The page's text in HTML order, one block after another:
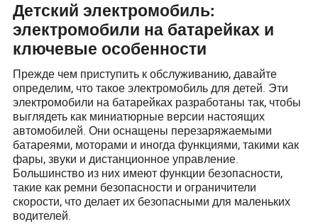
Детский электромобиль:
электромобили на батарейках и
ключевые особенности
Прежде чем приступить к обслуживанию, давайте
определим, что такое электромобиль для детей. Эти
электромобили на батарейках разработаны так, чтобы
выглядеть как миниатюрные версии настоящих
автомобилей. Они оснащены перезаряжаемыми
батареями, моторами и иногда функциями, такими как
фары, звуки и дистанционное управление.
Большинство из них имеют функции безопасности,
такие как ремни безопасности и ограничители
скорости, что делает их безопасными для маленьких
водителей.